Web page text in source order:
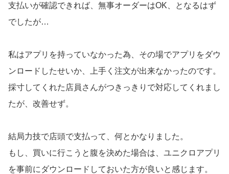
支払いが確認できれば、無事オーダーはOK、となるはず
でしたが…
私はアプリを持っていなかった為、その場でアプリをダウ
ンロードしたせいか、上手く注文が出来なかったのです。
採寸してくれた店員さんがつきっきりで対応してくれまし
たが、改善せず。
結局力技で店頭で支払って、何とかなりました。
もし、買いに行こうと腹を決めた場合は、ユニクロアプリ
を事前にダウンロードしておいた方が良いと感じます。